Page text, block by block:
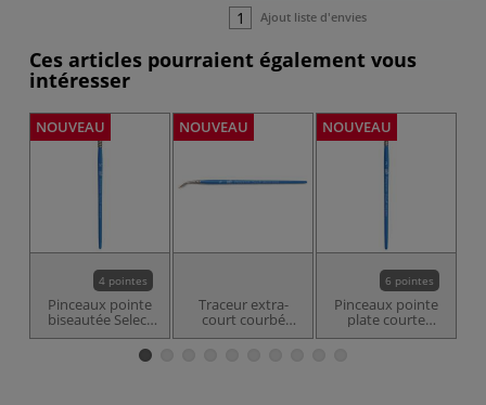
Ajout liste d'envies
Ces articles pourraient également vous
intéresser
NOUVEAU
4 pointes
Pinceaux pointe
biseautée Select
artiste Princeton
NOUVEAU
Traceur extra-
court courbé
mixed media
NOUVEAU
6 pointes
Pinceaux pointe
plate courte
mixed media